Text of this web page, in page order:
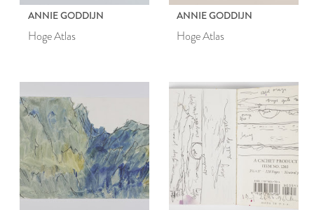
ANNIE GODDIJN
Hoge Atlas
ANNIE GODDIJN
Hoge Atlas